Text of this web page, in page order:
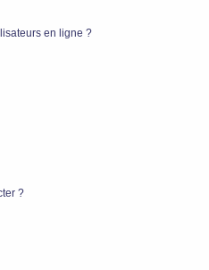
en ligne ?
?